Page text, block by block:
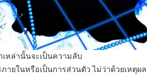
หล่านั้นจะเป็นความลับ
ยในหรือเป็นการส่วนตัว ไม่ว่าด้วยเหตุผล